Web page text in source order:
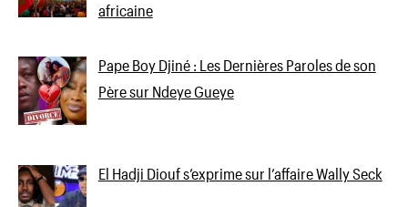
africaine
Pape Boy Djiné : Les Dernières Paroles de son
Père sur Ndeye Gueye
El Hadji Diouf s’exprime sur l’affaire Wally Seck